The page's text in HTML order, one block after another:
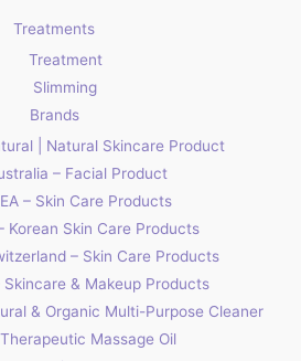
Treatments
Treatment
Slimming
Brands
| Natural Skincare Product
– Facial Product
– Skin Care Products
Korean Skin Care Products
– Skin Care Products
Skincare & Makeup Products
& Organic Multi-Purpose Cleaner
Therapeutic Massage Oil